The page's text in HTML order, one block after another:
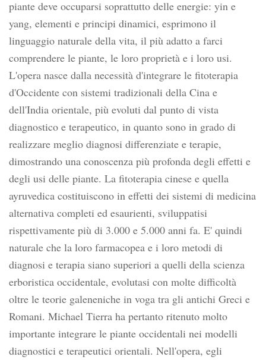
piante deve occuparsi soprattutto delle energie: yin e
yang, elementi e principi dinamici, esprimono il
linguaggio naturale della vita, il più adatto a farci
comprendere le piante, le loro proprietà e i loro usi.
L'opera nasce dalla necessità d'integrare le fitoterapia
d'Occidente con sistemi tradizionali della Cina e
dell'India orientale, più evoluti dal punto di vista
diagnostico e terapeutico, in quanto sono in grado di
realizzare meglio diagnosi differenziate e terapie,
dimostrando una conoscenza più profonda degli effetti e
degli usi delle piante. La fitoterapia cinese e quella
ayruvedica costituiscono in effetti dei sistemi di medicina
alternativa completi ed esaurienti, sviluppatisi
rispettivamente più di 3.000 e 5.000 anni fa. E' quindi
naturale che la loro farmacopea e i loro metodi di
diagnosi e terapia siano superiori a quelli della scienza
erboristica occidentale, evolutasi con molte difficoltà
oltre le teorie galeneniche in voga tra gli antichi Greci e
Romani. Michael Tierra ha pertanto ritenuto molto
importante integrare le piante occidentali nei modelli
diagnostici e terapeutici orientali. Nell'opera, egli